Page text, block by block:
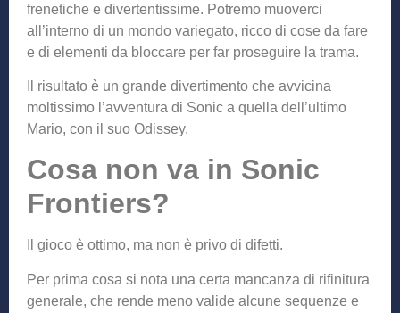
frenetiche e divertentissime. Potremo muoverci
all’interno di un mondo variegato, ricco di cose da fare
e di elementi da bloccare per far proseguire la trama.
Il risultato è un grande divertimento che avvicina
moltissimo l’avventura di Sonic a quella dell’ultimo
Mario, con il suo Odissey.
Cosa non va in Sonic
Frontiers?
Il gioco è ottimo, ma non è privo di difetti.
Per prima cosa si nota una certa mancanza di rifinitura
generale, che rende meno valide alcune sequenze e